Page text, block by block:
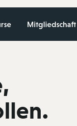
Mitgliedschaft